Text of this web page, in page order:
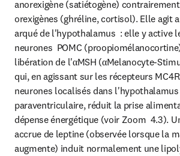
anorexigène (satiétogène)
orexigènes (ghréline, cortisol). Elle agit
arqué de l'hypothalamus  : elle y active
neurones  POMC
libération de l'αMSH (αMelanocyte-
qui, en agissant sur les récepteurs
neurones localisés dans
paraventriculaire, réduit la prise
dépense énergétique (voir Zoom  4.3).
accrue de leptine (observée lorsque la
augmente) induit normalement une